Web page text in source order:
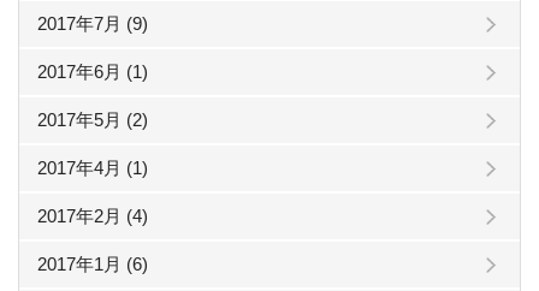
2017年7月 (9)
2017年6月 (1)
2017年5月 (2)
2017年4月 (1)
2017年2月 (4)
2017年1月 (6)